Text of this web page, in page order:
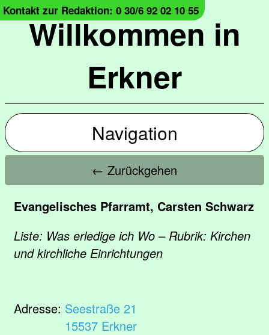
Willkommen in
Erkner
Kontakt zur Redaktion: 0 30/6 92 02 10 55
Navigation
← Zurückgehen
Evangelisches Pfarramt, Carsten Schwarz
Liste: Was erledige ich Wo – Rubrik: Kirchen
und kirchliche Einrichtungen
Adresse: Seestraße 21
15537 Erkner